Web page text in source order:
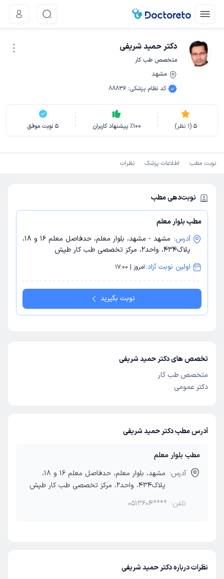
دکتر حمید شریفی
متخصص طب کار
مشهد
کد نظام پزشکی:
88836
5
(
1 نظر) ٪100 پیشنهاد کاربران 5 نوبت موفق
نوبت مطب اطلاعات پزشک نظرات
نوبت‌دهی مطب
مطب بلوار معلم
آدرس:
مشهد - مشهد، بلوار معلم، حدفاصل معلم 16 و 18،
پلاک434، واحد2، مرکز تخصصی طب کار طپش
اولین نوبت آزاد: امروز | 17:00
نوبت بگیرید
تخصص های دکتر حمید شریفی
متخصص طب کار
دکتر عمومی
آدرس مطب دکتر حمید شریفی
مطب بلوار معلم
آدرس:
مشهد، بلوار معلم، حدفاصل معلم 16 و 18،
پلاک434، واحد2، مرکز تخصصی طب کار طپش
تلفن: 0513604****
نظرات درباره دکتر حمید شریفی